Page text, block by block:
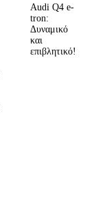
Audi Q4 e-
tron:
Δυναμικό
και
επιβλητικό!